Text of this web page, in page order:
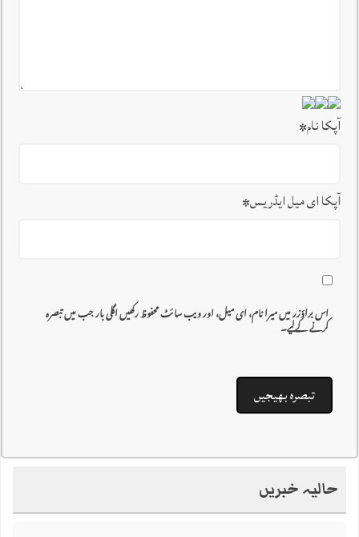
آپکا نام*
آپکا ای میل ایڈریس*
اس براؤزر میں میرا نام، ای میل، اور ویب سائٹ محفوظ رکھیں اگلی بار جب میں تبصرہ
کرنے کےلیے۔
حالیہ خبریں